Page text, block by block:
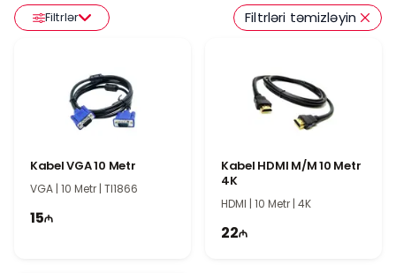
Filtrlər Filtrləri təmizləyin
Kabel VGA 10 Metr
VGA | 10 Metr | TI1866
15
Kabel HDMI M/M 10 Metr
4K
HDMI | 10 Metr | 4K
22